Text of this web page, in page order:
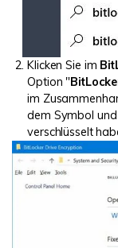
Klicken Sie im
Option "
im
dem Symbol
verschlüsselt